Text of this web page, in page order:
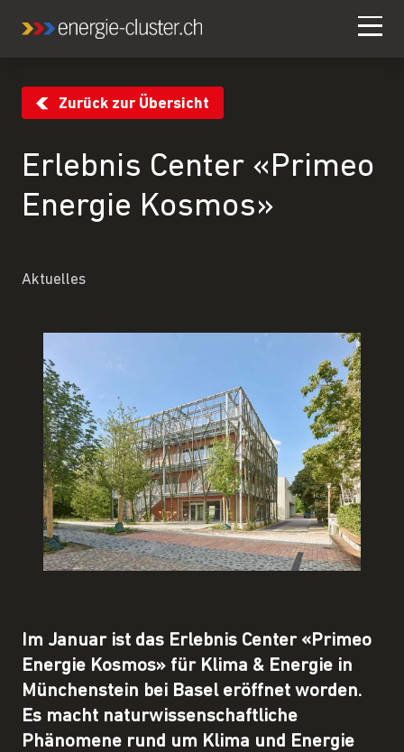
Zurück zur Übersicht
Erlebnis Center «Primeo
Energie Kosmos»
Aktuelles
Im Januar ist das Erlebnis Center «Primeo
Energie Kosmos» für Klima & Energie in
Münchenstein bei Basel eröffnet worden.
Es macht naturwissenschaftliche
Phänomene rund um Klima und Energie